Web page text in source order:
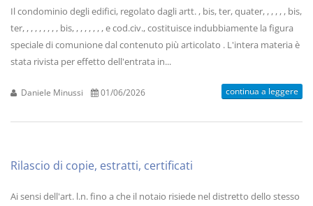
Il condominio degli edifici, regolato dagli artt. , bis, ter, quater, , , , , , bis,
ter, , , , , , , , , bis, , , , , , , , e cod.civ., costituisce indubbiamente la figura
speciale di comunione dal contenuto più articolato . L'intera materia è
stata rivista per effetto dell'entrata in...
Daniele Minussi 01/06/2026 continua a leggere
Rilascio di copie, estratti, certificati
Ai sensi dell'art. l.n. fino a che il notaio risiede nel distretto dello stesso